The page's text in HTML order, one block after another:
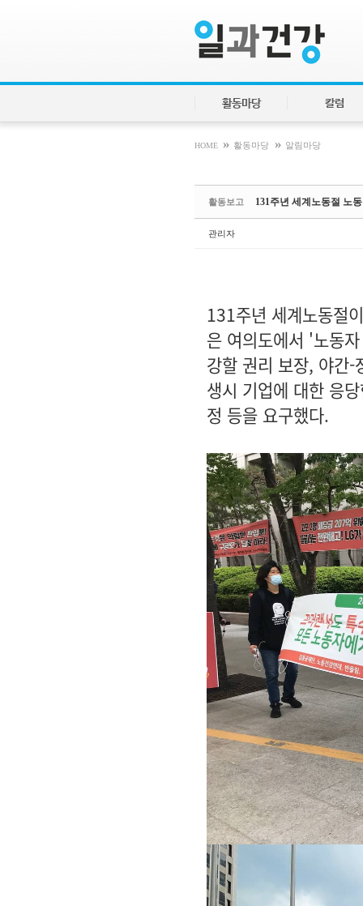
활동마당 칼럼
HOME » 활동마당 » 알림마당
활동보고 131주년 세계노동절 노
관리자
131주년 세계노동절
은 여의도에서 '노동
강할 권리 보장, 야간-
생시 기업에 대한 응
정 등을 요구했다.